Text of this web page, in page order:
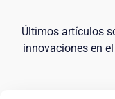
Últimos artículos
innovaciones en